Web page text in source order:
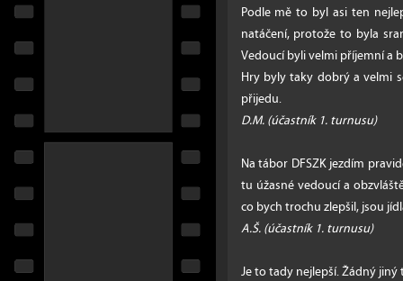
Podle mě to byl asi ten
natáčení, protože to byla
Vedoucí byli velmi příjemní a
Hry byly taky dobrý a velmi
přijedu.
D.M. (účastník 1. turnusu)
Na tábor DFSZK jezdím
tu úžasné vedoucí a
co bych trochu zlepšil, jsou
A.Š. (účastník 1. turnusu)
Je to tady nejlepší. Žádný